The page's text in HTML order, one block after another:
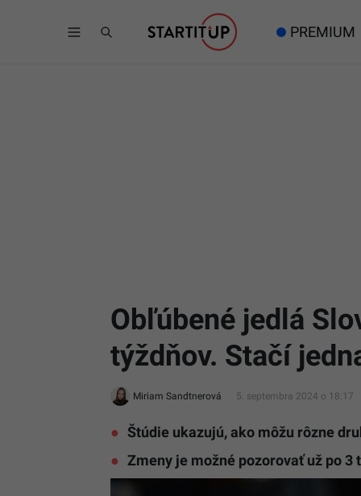
PREMIUM
Obľúbené jedlá
týždňov. Stačí
Miriam Sandtnerová 5. septembra 2024 o 18:17
Štúdie ukazujú, ako môžu rôzne
Zmeny je možné pozorovať už po